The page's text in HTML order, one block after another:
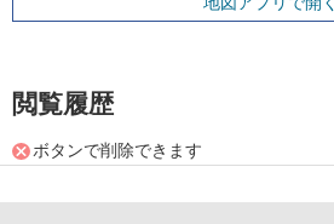
閲覧履歴
ボタンで削除できます